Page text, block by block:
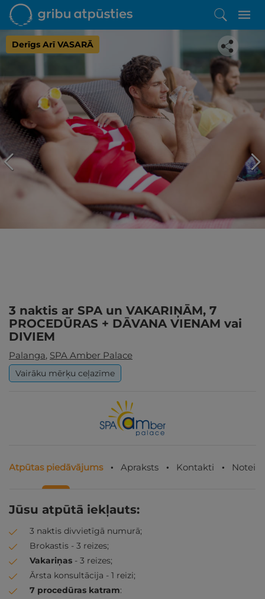
Derīgs Arī VASARĀ
Iepatikās šis piedāvājums?
Līdz brīnišķīgai atpūtai atlikuši tikai daži soļi
PĒRKU
3 naktis ar SPA un VAKARIŅĀM, 7
PROCEDŪRAS + DĀVANA VIENAM vai
DIVIEM
Palanga, SPA Amber Palace
Vairāku mērķu ceļazīme
Atpūtas piedāvājums Apraksts Kontakti
Jūsu atpūtā iekļauts:
3 naktis divvietīgā numurā;
Brokastis - 3 reizes;
Vakariņas - 3 reizes;
Ārsta konsultācija - 1 reizi;
7 procedūras katram: